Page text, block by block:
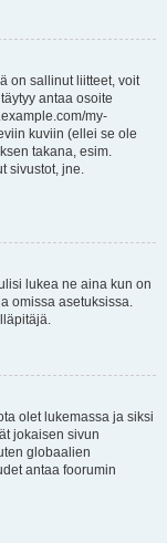
on sallinut liitteet, voit
antaa osoite
my-
kuviin (ellei se ole
takana, esim.
sivustot, jne.
lukea ne aina kun on
omissa asetuksissa.
olet lukemassa ja siksi
jokaisen sivun
globaalien
antaa foorumin